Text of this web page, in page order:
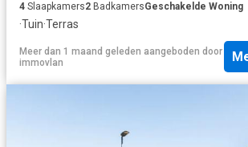
4 Slaapkamers2 BadkamersGeschakelde Woning
·Tuin·Terras
Meer dan 1 maand geleden aangeboden door
immovlan